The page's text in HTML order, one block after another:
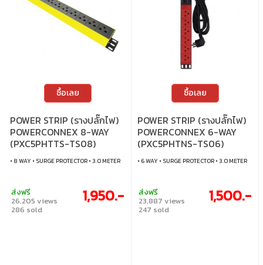
ซื้อเลย
POWER STRIP (รางปลั๊กไฟ)
POWERCONNEX 8-WAY
(PXC5PHTTS-TS08)
• 8 WAY • SURGE PROTECTOR • 3.0 METER
ส่งฟรี
26,205 views
286 sold
1,950.-
ซื้อเลย
POWER STRIP (รางปลั๊กไฟ)
POWERCONNEX 6-WAY
(PXC5PHTNS-TS06)
• 6 WAY • SURGE PROTECTOR • 3.0 METER
ส่งฟรี
23,887 views
247 sold
1,500.-